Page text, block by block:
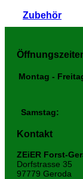
Zubehör
Montag -
Samstag:
Kontakt
ZEiER Forst-
Dorfstrasse 35
97779 Geroda